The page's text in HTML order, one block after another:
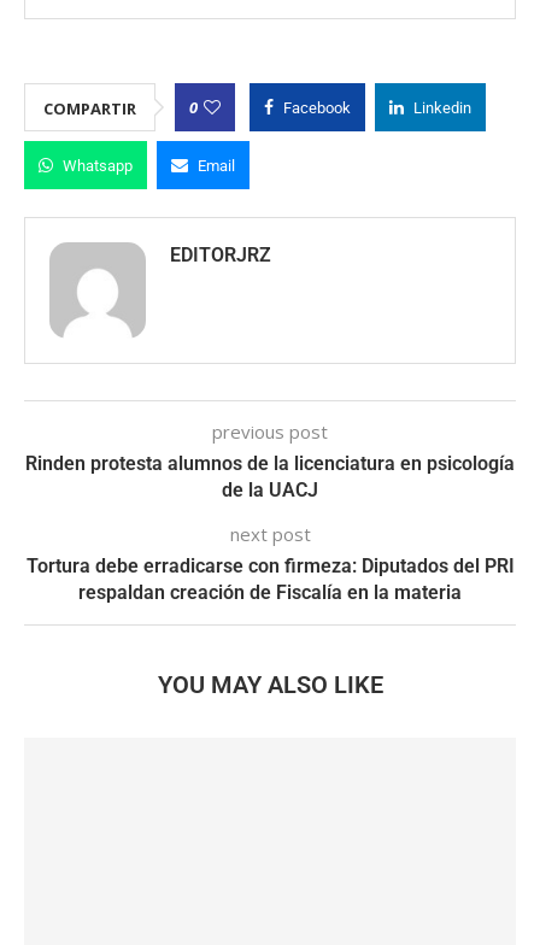
COMPARTIR 0 Facebook Linkedin
Whatsapp Email
EDITORJRZ
previous post
Rinden protesta alumnos de la licenciatura en psicología
de la UACJ
next post
Tortura debe erradicarse con firmeza: Diputados del PRI
respaldan creación de Fiscalía en la materia
YOU MAY ALSO LIKE